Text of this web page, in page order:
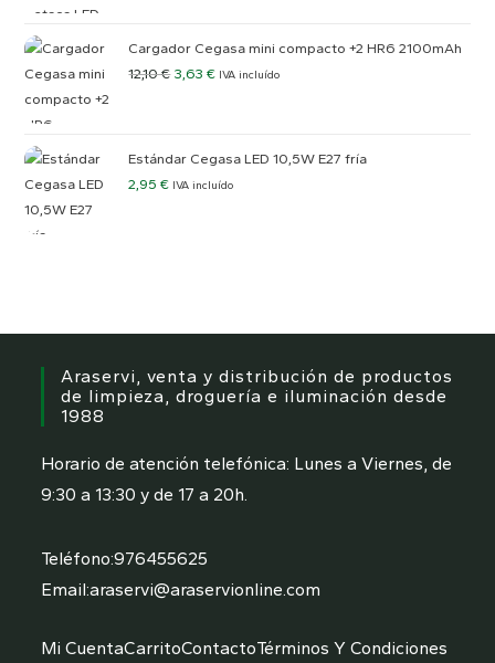
Cargador Cegasa mini compacto +2 HR6 2100mAh
12,10€ 3,63€ IVA incluído
Estándar Cegasa LED 10,5W E27 fría
2,95€ IVA incluído
Araservi, venta y distribución de productos
de limpieza, droguería e iluminación desde
1988
Horario de atención telefónica: Lunes a Viernes, de
9:30 a 13:30 y de 17 a 20h.
Teléfono:976455625
Email:araservi@araservionline.com
Mi CuentaCarritoContactoTérminos Y Condiciones